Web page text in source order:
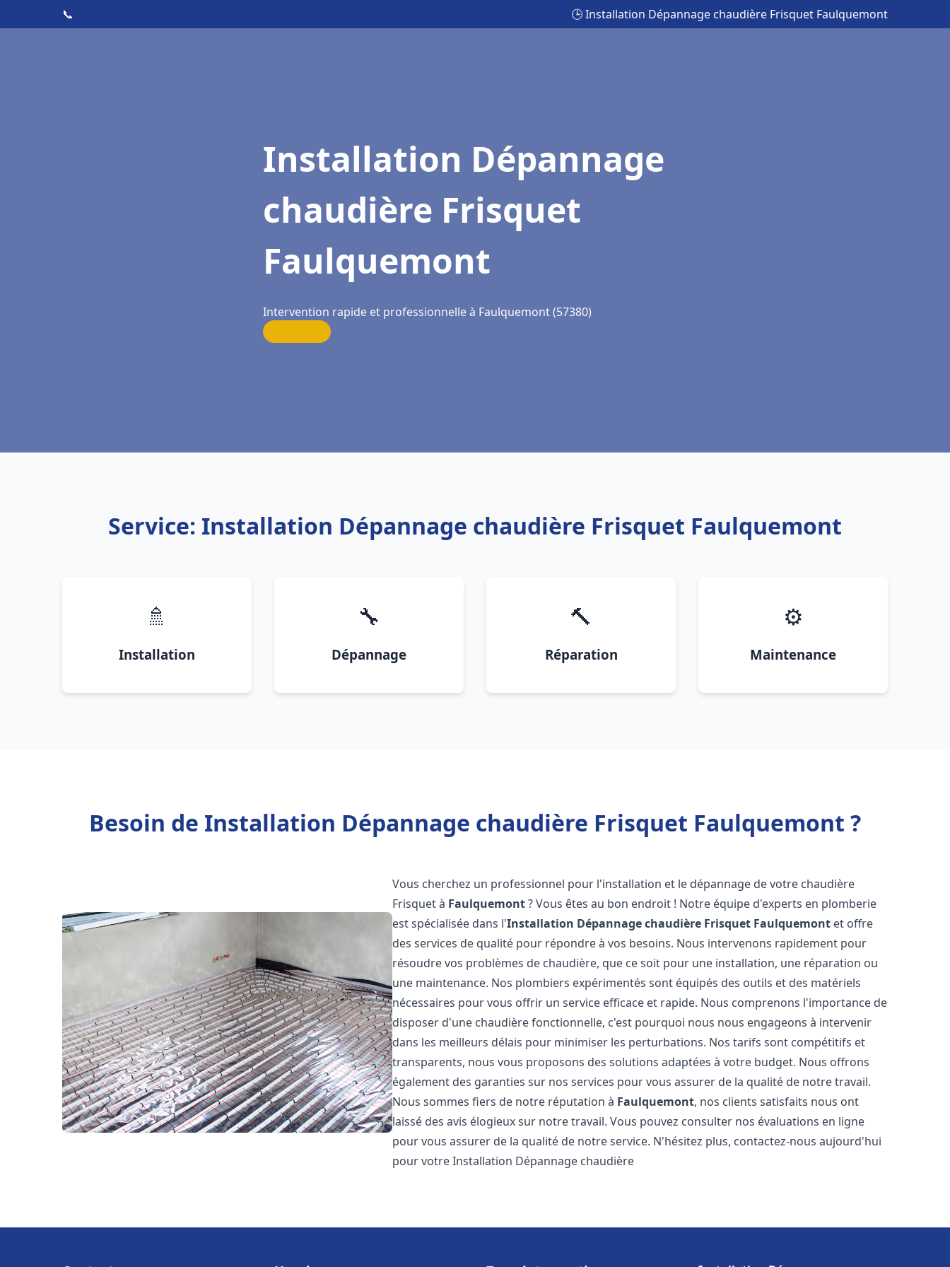
📞 🕒 Installation Dépannage chaudière Frisquet Faulquemont
Installation Dépannage
chaudière Frisquet
Faulquemont
Intervention rapide et professionnelle à Faulquemont (57380)
Service: Installation Dépannage chaudière Frisquet Faulquemont
🚿
Installation
🔧
Dépannage
🔨
Réparation
⚙️
Maintenance
Besoin de Installation Dépannage chaudière Frisquet Faulquemont ?
Vous cherchez un professionnel pour l'installation et le dépannage de votre chaudière
Frisquet à Faulquemont? Vous êtes au bon endroit ! Notre équipe d'experts en plomberie
est spécialisée dans l'Installation Dépannage chaudière Frisquet Faulquemont et offre
des services de qualité pour répondre à vos besoins. Nous intervenons rapidement pour
résoudre vos problèmes de chaudière, que ce soit pour une installation, une réparation ou
une maintenance. Nos plombiers expérimentés sont équipés des outils et des matériels
nécessaires pour vous offrir un service efficace et rapide. Nous comprenons l'importance de
disposer d'une chaudière fonctionnelle, c'est pourquoi nous nous engageons à intervenir
dans les meilleurs délais pour minimiser les perturbations. Nos tarifs sont compétitifs et
transparents, nous vous proposons des solutions adaptées à votre budget. Nous offrons
également des garanties sur nos services pour vous assurer de la qualité de notre travail.
Nous sommes fiers de notre réputation à Faulquemont, nos clients satisfaits nous ont
laissé des avis élogieux sur notre travail. Vous pouvez consulter nos évaluations en ligne
pour vous assurer de la qualité de notre service. N'hésitez plus, contactez-nous aujourd'hui
pour votre Installation Dépannage chaudière